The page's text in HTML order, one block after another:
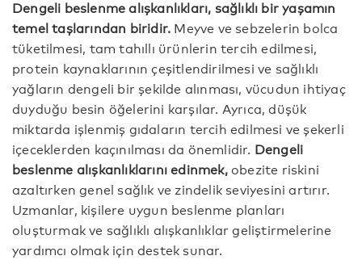
Dengeli beslenme alışkanlıkları, sağlıklı bir yaşamın
temel taşlarından biridir. Meyve ve sebzelerin bolca
tüketilmesi, tam tahıllı ürünlerin tercih edilmesi,
protein kaynaklarının çeşitlendirilmesi ve sağlıklı
yağların dengeli bir şekilde alınması, vücudun ihtiyaç
duyduğu besin öğelerini karşılar. Ayrıca, düşük
miktarda işlenmiş gıdaların tercih edilmesi ve şekerli
içeceklerden kaçınılması da önemlidir. Dengeli
beslenme alışkanlıklarını edinmek,obezite riskini
azaltırken genel sağlık ve zindelik seviyesini artırır.
Uzmanlar, kişilere uygun beslenme planları
oluşturmak ve sağlıklı alışkanlıklar geliştirmelerine
yardımcı olmak için destek sunar.